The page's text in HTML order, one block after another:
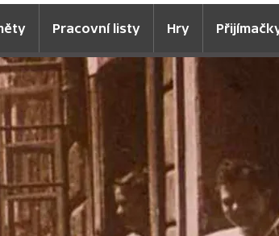
Pracovní listy Hry